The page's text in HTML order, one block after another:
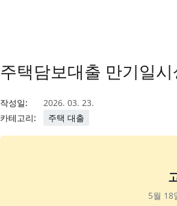
주택담보대출 만기일
작성일:
2026. 03. 23.
카테고리:
주택 대출
5월 18